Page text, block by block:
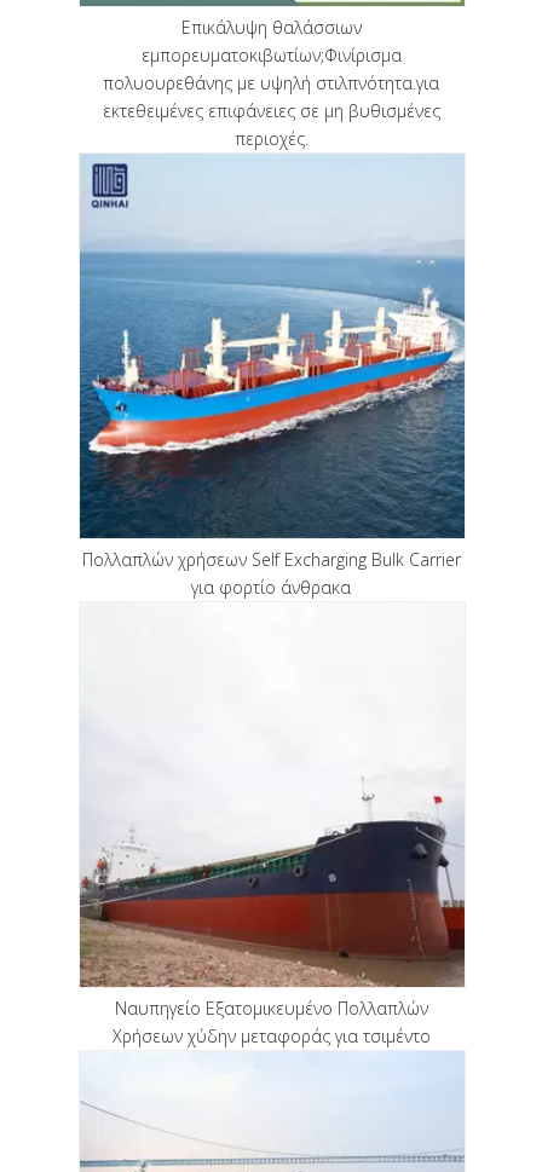
Επικάλυψη θαλάσσιων
εμπορευματοκιβωτίων;Φινίρισμα
πολυουρεθάνης με υψηλή στιλπνότητα.για
εκτεθειμένες επιφάνειες σε μη βυθισμένες
περιοχές.
Πολλαπλών χρήσεων Self Excharging Bulk Carrier
για φορτίο άνθρακα
Ναυπηγείο Εξατομικευμένο Πολλαπλών
Χρήσεων χύδην μεταφοράς για τσιμέντο